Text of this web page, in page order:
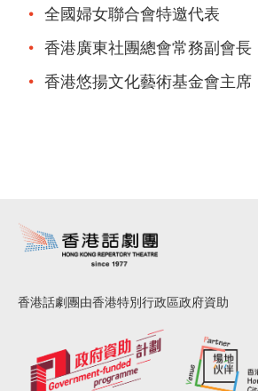
全國婦女聯合會特邀代表
香港廣東社團總會常務副會長
香港悠揚文化藝術基金會主席
香港話劇團由香港特別行政區政府資助